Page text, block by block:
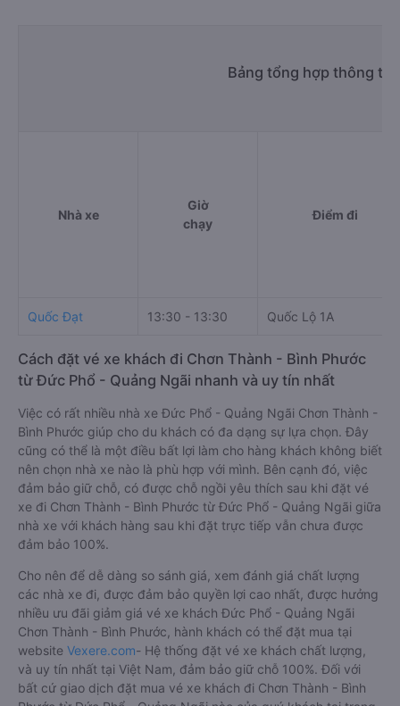
Bảng tổng hợp thông
Nhà xe
Giờ
chạy
Điểm đi
Quốc Đạt 13:30 - 13:30 Quốc Lộ 1A
Cách đặt vé xe khách đi Chơn Thành - Bình Phước
từ Đức Phổ - Quảng Ngãi nhanh và uy tín nhất
Việc có rất nhiều nhà xe Đức Phổ - Quảng Ngãi Chơn Thành -
Bình Phước giúp cho du khách có đa dạng sự lựa chọn. Đây
cũng có thể là một điều bất lợi làm cho hàng khách không biết
nên chọn nhà xe nào là phù hợp với mình. Bên cạnh đó, việc
đảm bảo giữ chỗ, có được chỗ ngồi yêu thích sau khi đặt vé
xe đi Chơn Thành - Bình Phước từ Đức Phổ - Quảng Ngãi giữa
nhà xe với khách hàng sau khi đặt trực tiếp vẫn chưa được
đảm bảo 100%.
Cho nên để dễ dàng so sánh giá, xem đánh giá chất lượng
các nhà xe đi, được đảm bảo quyền lợi cao nhất, được hưởng
nhiều ưu đãi giảm giá vé xe khách Đức Phổ - Quảng Ngãi
Chơn Thành - Bình Phước, hành khách có thể đặt mua tại
website Vexere.com- Hệ thống đặt vé xe khách chất lượng,
và uy tín nhất tại Việt Nam, đảm bảo giữ chỗ 100%. Đối với
bất cứ giao dịch đặt mua vé xe khách đi Chơn Thành - Bình